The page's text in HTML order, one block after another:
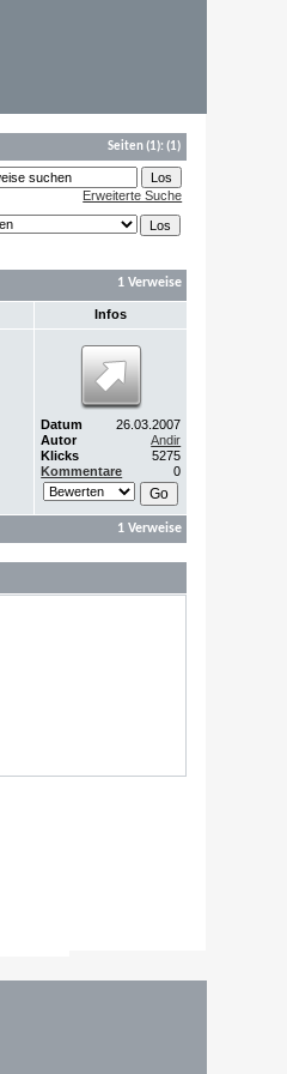
Seiten(1):(1)
Erweiterte Suche
1 Verweise
Infos
Datum
26.03.2007
Autor
Andir
Klicks
5275
Kommentare
0
1 Verweise